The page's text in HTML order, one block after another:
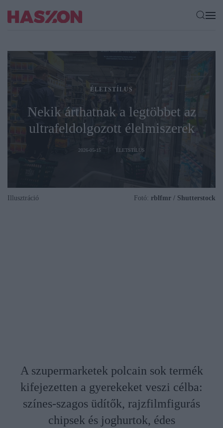
ÉLETSTÍLUS
Nekik árthatnak a legtöbbet az
ultrafeldolgozott élelmiszerek
2026-05-15 ÉLETSTÍLUS
Illusztráció Fotó: rblfmr / Shutterstock
A szupermarketek polcain sok termék
kifejezetten a gyerekeket veszi célba:
színes-szagos üdítők, rajzfilmfigurás
chipsek és joghurtok, édes